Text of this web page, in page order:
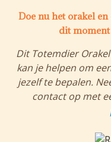
Doe nu het orakel
dit moment
Dit Totemdier
kan je helpen om
jezelf te bepalen.
contact op met